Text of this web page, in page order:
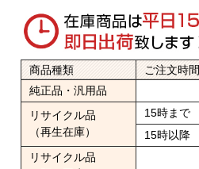
商品種類 ご注文時間
純正品・汎用品
リサイクル品
（再生在庫）
15時まで
15時以降
リサイクル品